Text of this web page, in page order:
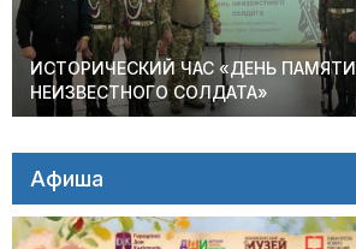
ИСТОРИЧЕСКИЙ ЧАС «ДЕНЬ ПАМЯТИ
НЕИЗВЕСТНОГО СОЛДАТА»
Афиша